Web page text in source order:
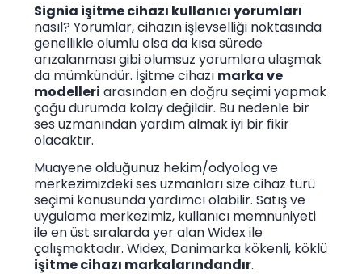
Signia işitme cihazı kullanıcı yorumları
nasıl? Yorumlar, cihazın işlevselliği noktasında
genellikle olumlu olsa da kısa sürede
arızalanması gibi olumsuz yorumlara ulaşmak
da mümkündür. İşitme cihazı marka ve
modelleri arasından en doğru seçimi yapmak
çoğu durumda kolay değildir. Bu nedenle bir
ses uzmanından yardım almak iyi bir fikir
olacaktır.
Muayene olduğunuz hekim/odyolog ve
merkezimizdeki ses uzmanları size cihaz türü
seçimi konusunda yardımcı olabilir. Satış ve
uygulama merkezimiz, kullanıcı memnuniyeti
ile en üst sıralarda yer alan Widex ile
çalışmaktadır. Widex, Danimarka kökenli, köklü
işitme cihazı markalarındandır.